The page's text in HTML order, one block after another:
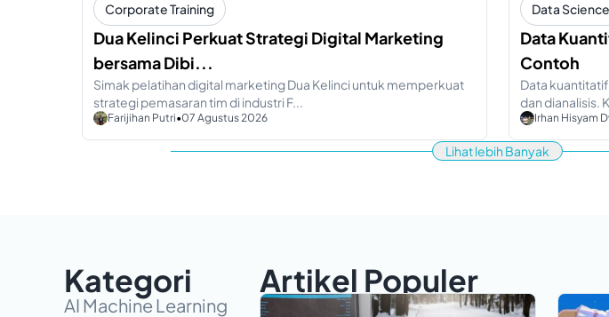
Corporate Training
Dua Kelinci Perkuat Strategi Digital Marketing
bersama Dibi...
Simak pelatihan digital marketing Dua Kelinci untuk memperkuat
strategi pemasaran tim di industri F...
Farijihan Putri•07 Agustus 2026
Data
Data
Contoh
Data
dan dianalisis.
Irhan Hisyam
Lihat lebih Banyak
Kategori
AI Machine Learning
Artikel Populer